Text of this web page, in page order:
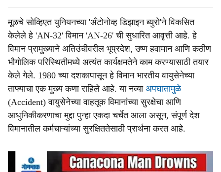
मूळचे सोव्हिएत युनियनच्या 'अँटोनोव्ह डिझाइन ब्युरो'ने विकसित
केलेले हे 'AN-32' विमान 'AN-26' ची सुधारित आवृत्ती आहे. हे
विमान प्रामुख्याने अतिउंचीवरील भूप्रदेश, उष्ण हवामान आणि कठीण
भौगोलिक परिस्थितीमध्ये अत्यंत कार्यक्षमतेने काम करण्यासाठी तयार
केले गेले. 1980 च्या दशकापासून हे विमान भारतीय वायुसेनेच्या
ताफ्याचा एक मुख्य कणा राहिले आहे. या नव्या अपघातामुळे
(Accident) वायुसेनेच्या वाहतूक विमानांच्या सुरक्षेचा आणि
आधुनिकीकरणाचा मुद्दा पुन्हा एकदा चर्चेत आला असून, संपूर्ण देश
विमानातील कर्मचाऱ्यांच्या सुरक्षिततेसाठी प्रार्थना करत आहे.